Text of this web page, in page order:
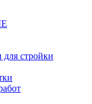
стройки